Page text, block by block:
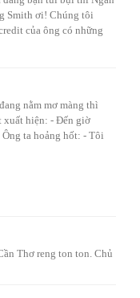
Smith ơi! Chúng tôi
của ông có những
nằm mơ màng thì
xuất hiện: - Đến giờ
ta hoảng hốt: - Tôi
Thơ reng ton ton. Chủ